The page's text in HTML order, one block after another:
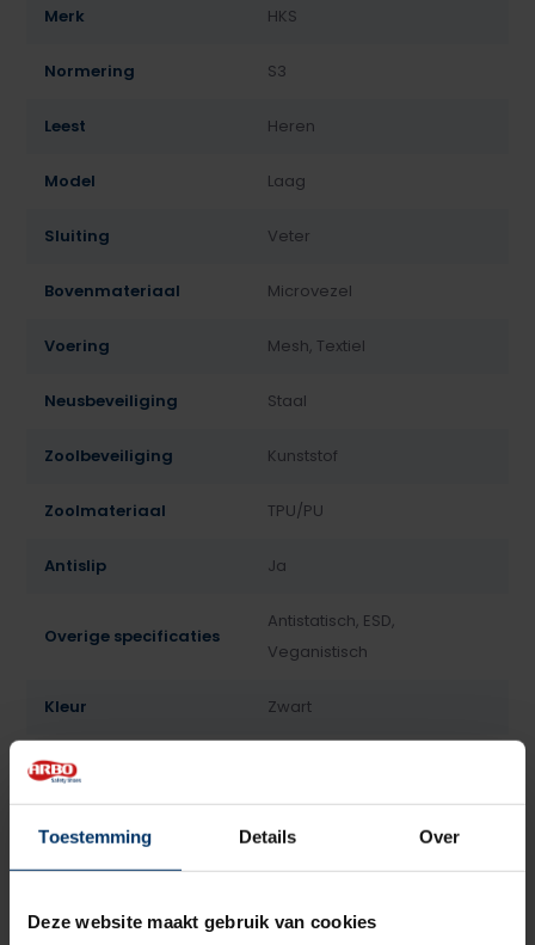
Toestemming Details Over
Deze website maakt gebruik van cookies
Merk HKS
Normering S3
Leest Heren
Model Laag
Sluiting Veter
Bovenmateriaal Microvezel
Voering Mesh, Textiel
Neusbeveiliging Staal
Zoolbeveiliging Kunststof
Zoolmateriaal TPU/PU
Antislip Ja
Overige specificaties
Antistatisch, ESD,
Veganistisch
Kleur Zwart
Gewicht
Beoordelingen